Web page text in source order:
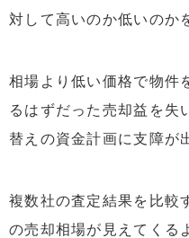
対して高いのか低いのか
相場より低い価格で物件
るはずだった売却益を失
替えの資金計画に支障が
複数社の査定結果を比較
の売却相場が見えてくる